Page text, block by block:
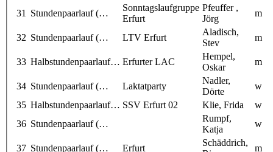
31 Stundenpaarlauf (…
Sonntagslaufgruppe
Erfurt
Pfeuffer ,
Jörg
m
32 Stundenpaarlauf (… LTV Erfurt
Aladisch,
Stev
m
33 Halbstundenpaarlauf… Erfurter LAC
Hempel,
Oskar
m
34 Stundenpaarlauf (… Laktatparty
Nadler,
Dörte
w
35 Halbstundenpaarlauf… SSV Erfurt 02 Klie, Frida
w
36 Stundenpaarlauf (…
Rumpf,
Katja
w
37 Stundenpaarlauf (… Erfurt
Schäddrich,
m